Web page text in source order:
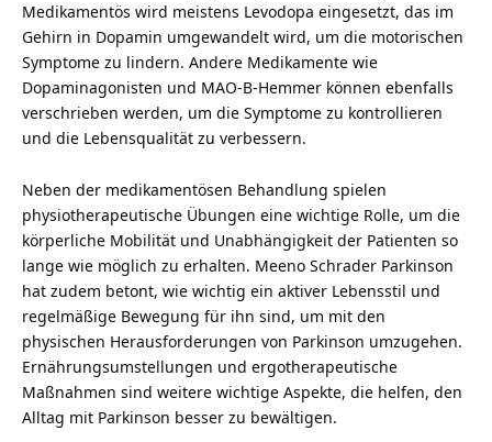
Medikamentös wird meistens Levodopa eingesetzt, das im
Gehirn in Dopamin umgewandelt wird, um die motorischen
Symptome zu lindern. Andere Medikamente wie
Dopaminagonisten und MAO-B-Hemmer können ebenfalls
verschrieben werden, um die Symptome zu kontrollieren
und die Lebensqualität zu verbessern.
Neben der medikamentösen Behandlung spielen
physiotherapeutische Übungen eine wichtige Rolle, um die
körperliche Mobilität und Unabhängigkeit der Patienten so
lange wie möglich zu erhalten. Meeno Schrader Parkinson
hat zudem betont, wie wichtig ein aktiver Lebensstil und
regelmäßige Bewegung für ihn sind, um mit den
physischen Herausforderungen von Parkinson umzugehen.
Ernährungsumstellungen und ergotherapeutische
Maßnahmen sind weitere wichtige Aspekte, die helfen, den
Alltag mit Parkinson besser zu bewältigen.